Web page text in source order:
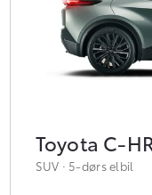
Toyota C-
SUV · 5-dørs elbil